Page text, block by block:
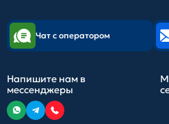
Чат с оператором
Напишите нам в
мессенджеры